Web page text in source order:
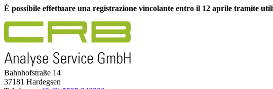
È possibile effettuare una registrazione vincolante entro il 12 aprile tramite
Bahnhofstraße 14
37181 Hardegsen